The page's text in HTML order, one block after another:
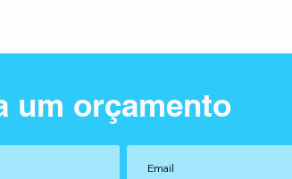
um orçamento